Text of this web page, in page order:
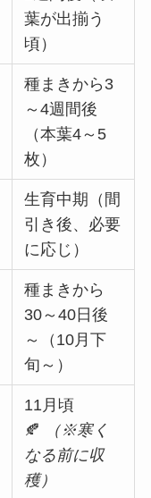
葉が出揃う
頃）
種まきから3
～4週間後
（本葉4～5
枚）
生育中期（間
引き後、必要
に応じ）
種まきから
30～40日後
～（10月下
旬～）
11月頃
🍂
（※寒く
なる前に収
穫）